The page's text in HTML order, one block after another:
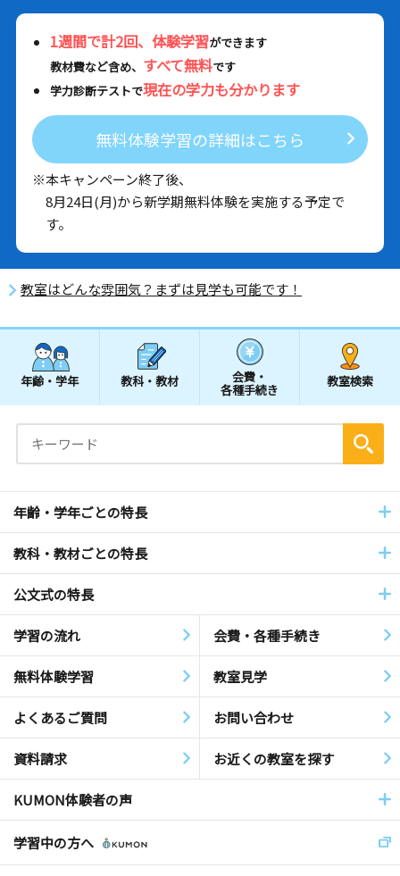
1週間で計2回、体験学習ができます
教材費など含め、 すべて無料です
学力診断テストで現在の学力も分かります
無料体験学習の詳細はこちら
※本キャンペーン終了後、
8月24日(月)から新学期無料体験を実施する予定で
す。
教室はどんな雰囲気？まずは見学も可能です！
年齢・学年 教科・教材 会費・
各種手続き
教室検索
年齢・学年ごとの特長
教科・教材ごとの特長
公文式の特長
学習の流れ 会費・各種手続き
無料体験学習 教室見学
よくあるご質問 お問い合わせ
資料請求 お近くの教室を探す
KUMON体験者の声
学習中の方へ